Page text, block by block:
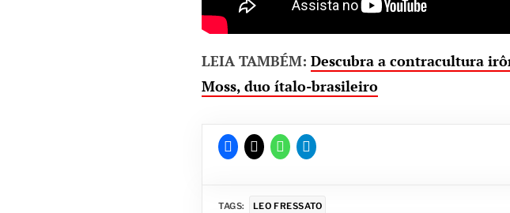
LEIA TAMBÉM: Descubra a contracultura
Moss, duo ítalo-brasileiro
TAGS: LEO FRESSATO